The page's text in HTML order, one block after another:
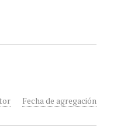
Fecha de agregación